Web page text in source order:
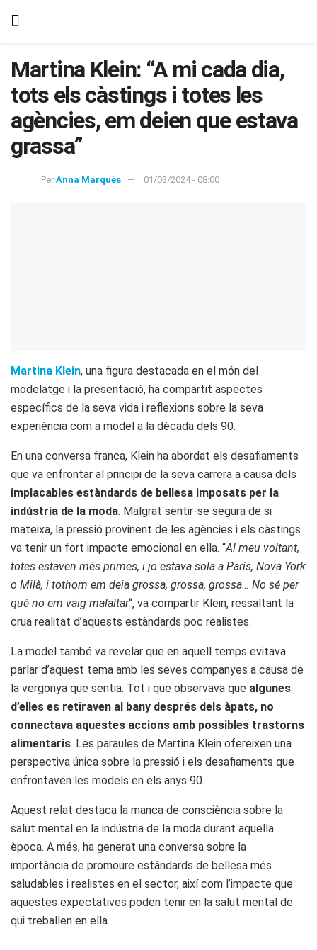
Martina Klein: “A mi cada dia,
tots els càstings i totes les
agències, em deien que estava
grassa”
Per Anna Marquès 01/03/2024 - 08:00
Martina Klein, una figura destacada en el món del
modelatge i la presentació, ha compartit aspectes
específics de la seva vida i reflexions sobre la seva
experiència com a model a la dècada dels 90.
En una conversa franca, Klein ha abordat els desafiaments
que va enfrontar al principi de la seva carrera a causa dels
implacables estàndards de bellesa imposats per la
indústria de la moda. Malgrat sentir-se segura de si
mateixa, la pressió provinent de les agències i els càstings
va tenir un fort impacte emocional en ella. “Al meu voltant,
totes estaven més primes, i jo estava sola a París, Nova York
o Milà, i tothom em deia grossa, grossa, grossa… No sé per
què no em vaig malaltar“, va compartir Klein, ressaltant la
crua realitat d’aquests estàndards poc realistes.
La model també va revelar que en aquell temps evitava
parlar d’aquest tema amb les seves companyes a causa de
la vergonya que sentia. Tot i que observava que algunes
d’elles es retiraven al bany després dels àpats, no
connectava aquestes accions amb possibles trastorns
alimentaris. Les paraules de Martina Klein ofereixen una
perspectiva única sobre la pressió i els desafiaments que
enfrontaven les models en els anys 90.
Aquest relat destaca la manca de consciència sobre la
salut mental en la indústria de la moda durant aquella
època. A més, ha generat una conversa sobre la
importància de promoure estàndards de bellesa més
saludables i realistes en el sector, així com l’impacte que
aquestes expectatives poden tenir en la salut mental de
qui treballen en ella.